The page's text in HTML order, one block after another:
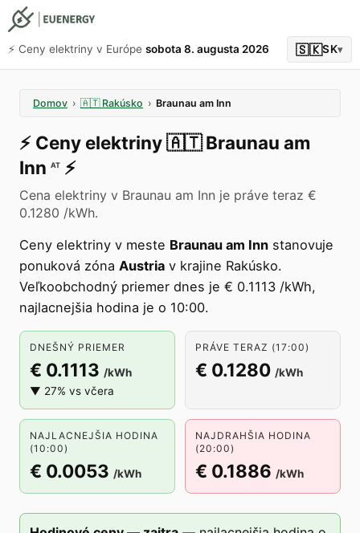
⚡️ Ceny elektriny v Európe sobota 8. augusta 2026 🇸🇰SK▾
Domov › 🇦🇹 Rakúsko › Braunau am Inn
⚡️ Ceny elektriny🇦🇹 Braunau am
Inn AT ⚡️
Cena elektriny v Braunau am Inn je práve teraz €
0.1280 /kWh.
Ceny elektriny v meste Braunau am Inn stanovuje
ponuková zóna Austria v krajine Rakúsko.
Veľkoobchodný priemer dnes je € 0.1113 /kWh,
najlacnejšia hodina je o 10:00.
DNEŠNÝ PRIEMER
€ 0.1113 /kWh
▼ 27% vs včera
PRÁVE TERAZ (17:00)
€ 0.1280 /kWh
NAJLACNEJŠIA HODINA
(10:00)
€ 0.0053 /kWh
NAJDRAHŠIA HODINA
(20:00)
€ 0.1886 /kWh